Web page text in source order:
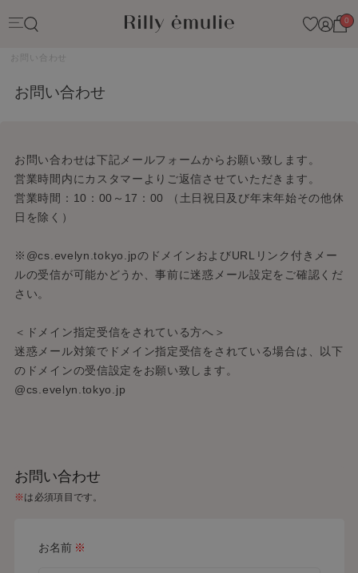
0
お問い合わせ
お問い合わせ
お問い合わせは下記メールフォームからお願い致します。
営業時間内にカスタマーよりご返信させていただきます。
営業時間：10：00～17：00 （土日祝日及び年末年始その他休
日を除く）
※ @cs.evelyn.tokyo.jpのドメインおよびURLリンク付きメー
ルの受信が可能かどうか、事前に迷惑メール設定をご確認くだ
さい。
＜ドメイン指定受信をされている方へ＞
迷惑メール対策でドメイン指定受信をされている場合は、以下
のドメインの受信設定をお願い致します。
@cs.evelyn.tokyo.jp
お問い合わせ
※は必須項目です。
お名前 ※